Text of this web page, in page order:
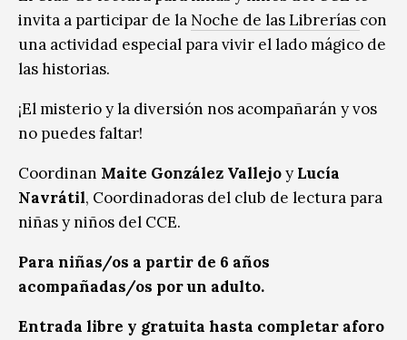
invita a participar de la Noche de las Librerías con
una actividad especial para vivir el lado mágico de
las historias.
¡El misterio y la diversión nos acompañarán y vos
no puedes faltar!
Coordinan Maite González Vallejoy Lucía
Navrátil, Coordinadoras del club de lectura para
niñas y niños del CCE.
Para niñas/os a partir de 6 años
acompañadas/os por un adulto.
Entrada libre y gratuita hasta completar aforo